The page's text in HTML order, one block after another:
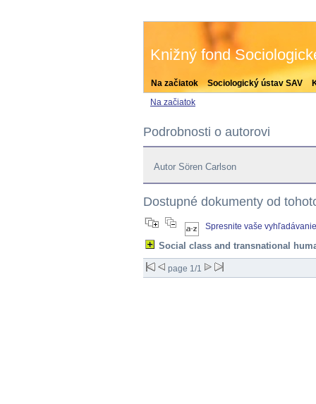
Na začiatok Sociologický ústav SAV
Knižný fond
Na začiatok
Podrobnosti o autorovi
Autor Sören Carlson
Dostupné dokumenty od
Spresnite vaše vyhľadávanie
Social class and transnational
page 1/1